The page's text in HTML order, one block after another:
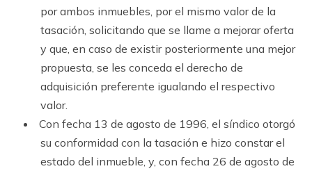
por ambos inmuebles, por el mismo valor de la
tasación, solicitando que se llame a mejorar oferta
y que, en caso de existir posteriormente una mejor
propuesta, se les conceda el derecho de
adquisición preferente igualando el respectivo
valor.
Con fecha 13 de agosto de 1996, el síndico otorgó
su conformidad con la tasación e hizo constar el
estado del inmueble, y, con fecha 26 de agosto de